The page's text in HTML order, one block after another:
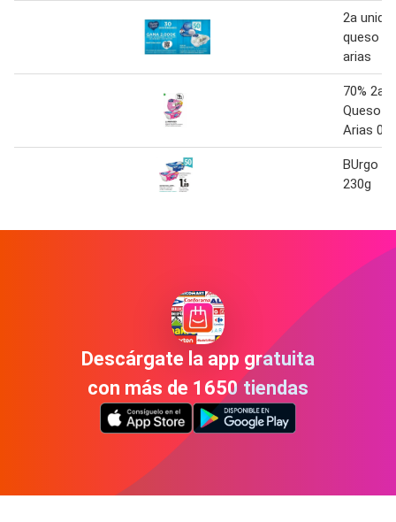
2a
queso
arias
70% 2a
Queso
Arias 0%
BUrgo
230g
Descárgate la app gratuita
con más de 1650 tiendas